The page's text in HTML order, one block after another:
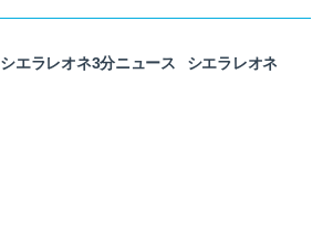
シエラレオネ3分ニュース シエラレオネ